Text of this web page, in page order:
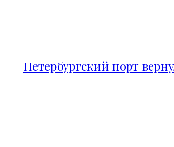
Петербургский порт